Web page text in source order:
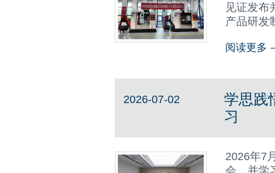
见证发布
产品研发
求，赋能
阅读更多
2026-07-02
学思践
习
2026年7
会，并学